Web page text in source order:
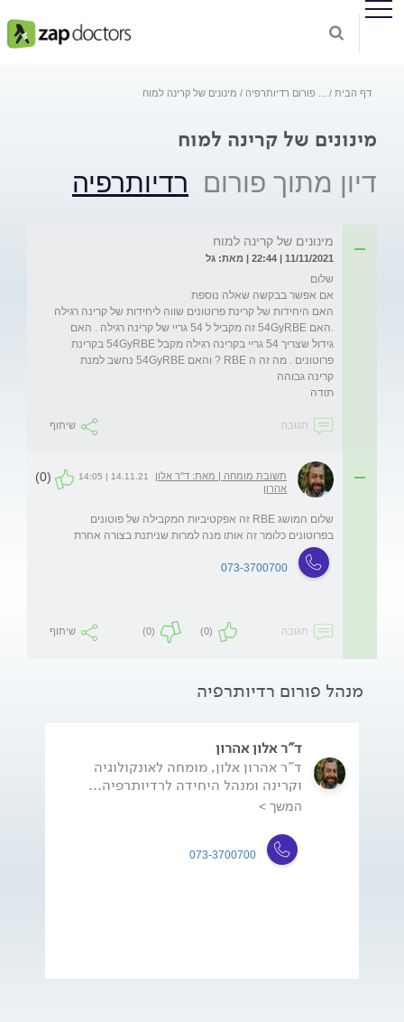
דף הבית פורום רדיותרפיה מינונים של קרינה למוח
מינונים של קרינה למוח
דיון מתוך פורום רדיותרפיה
מינונים של קרינה למוח
11/11/2021 | 22:44 | מאת: גל
האם היחידות של קרינת פרוטונים שווה ליחידות של קרינה רגילה
.האם 54GyRBE זה מקביל ל 54 גריי של קרינה רגילה . האם
גידול שצריך 54 גריי בקרינה רגילה מקבל 54GyRBE בקרינת
פרוטונים . מה זה ה RBE ? והאם 54GyRBE נחשב למנת
תודה
תגובה שיתוף
תשובת מומחה | מאת: ד"ר אלון
אהרון
14.11.21 | 14:05
(0)
שלום המושג RBE זה אפקטיביות המקבילה של פוטונים
בפרוטונים כלומר זה אותו מנה למרות שניתנת בצורה אחרת
073-3700700
תגובה (0)
(0) שיתוף
מנהל פורום רדיותרפיה
ד"ר אלון אהרון
ד"ר אהרון אלון, מומחה לאונקולוגיה
וקרינה ומנהל היחידה לרדיותרפיה...
המשך >
073-3700700